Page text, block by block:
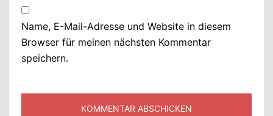
Name, E-Mail-Adresse und Website in diesem
Browser für meinen nächsten Kommentar
speichern.